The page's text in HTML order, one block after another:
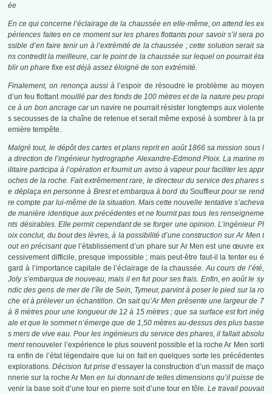
ée
En ce qui concerne l’éclairage de la chaussée en elle-même, on attend les ex
périences faites en ce moment sur les phares flottants pour savoir s’il sera po
ssible d’en faire tenir un à l’extrémité de la chaussée ; cette solution serait sa
ns contredit la meilleure, car le point de la chaussée sur lequel on pourrait éta
blir un phare fixe est déjà assez éloigné de son extrémité.
Finalement, on renonça aussi à l’espoir de résoudre le problème au moyen
d’un feu flottant mouillé par des fonds de 100 mètres et de la nature peu propi
ce à un bon ancrage carun navire ne pourrait résister longtemps aux violente
s secousses de la chaîne de retenue et serait même exposé à sombrer à la pr
emière tempête.
Malgré tout, le dépôt des cartes et plans reprit en août 1866 sa mission sous l
a direction de l’ingénieur hydrographe Alexandre-Edmond Ploix. La marine m
ilitaire participa à l’opération et fournit un aviso à vapeur pour faciliter les appr
oches de la roche. Fait extrêmement rare, le directeur du service des phares s
e déplaça en personne à Brest et embarqua à bord du Souffleur pour se rend
re compte par lui-même de la situation. Mais cette nouvelle tentative s’acheva
de manière identique aux précédentes et ne fournit pas tous les renseigneme
nts désirables. Elle permit cependant de se forger une opinion. L’ingénieur Pl
oix conclut, du bout des lèvres, à la possibilité d’une construction sur Ar Men t
out en précisant que l’établissement d’un phare sur Ar Men est une œuvre ex
cessivement difficile, presque impossible ; mais peut-être faut-il la tenter eu é
gard à l’importance capitale de l’éclairage de la chaussée. Au cours de l’été,
Joly s’embarqua de nouveau, mais il en fut pour ses frais. Enfin, en août le sy
ndic des gens de mer de l’île de Sein, Tymeur, parvint à poser le pied sur la ro
che et à prélever un échantillon. On sait qu’Ar Men présente une largeur de 7
à 8 mètres pour une longueur de 12 à 15 mètres ; que sa surface est fort inég
ale et que le sommet n’émerge que de 1,50 mètres au-dessus des plus basse
s mers de vive eau. Pour les ingénieurs du service des phares, il fallait absolu
mentrenouveler l’expérience le plus souvent possible et la roche Ar Men sorti
ra enfin de l’état légendaire que lui on fait en quelques sorte les précédentes
explorations. Décision fut prise d’essayer la construction d’un massif de maço
nnerie sur la roche Ar Men en lui donnant de telles dimensions qu’il puisse de
venir la base soit d’une tour en pierre soit d’une tour en tôle. Le travail pouvait